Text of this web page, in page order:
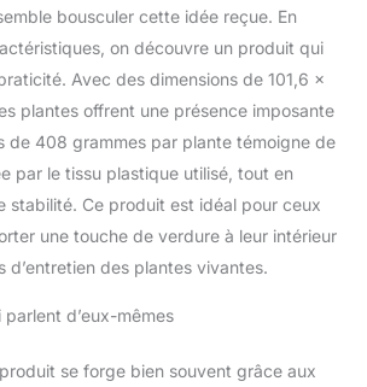
bousculer cette idée reçue. En
on découvre un produit qui
Avec des dimensions de 101,6 x
plantes offrent une présence imposante
de 408 grammes par plante témoigne de
par le tissu plastique utilisé, tout en
stabilité. Ce produit est idéal pour ceux
une touche de verdure à leur intérieur
d’entretien des plantes vivantes.
d’eux-mêmes
se forge bien souvent grâce aux